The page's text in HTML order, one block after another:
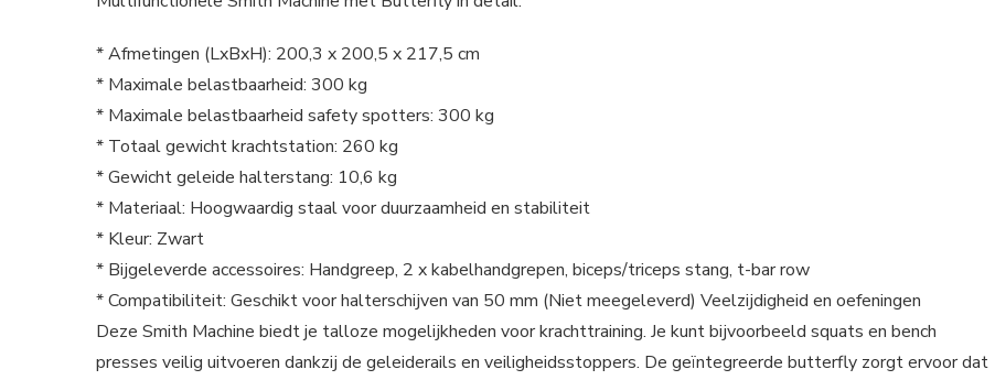
* Afmetingen (LxBxH): 200,3 x 200,5 x 217,5 cm
* Maximale belastbaarheid: 300 kg
* Maximale belastbaarheid safety spotters: 300 kg
* Totaal gewicht krachtstation: 260 kg
* Gewicht geleide halterstang: 10,6 kg
* Materiaal: Hoogwaardig staal voor duurzaamheid en stabiliteit
* Kleur: Zwart
* Bijgeleverde accessoires: Handgreep, 2 x kabelhandgrepen, biceps/triceps stang, t-bar row
* Compatibiliteit: Geschikt voor halterschijven van 50 mm (Niet meegeleverd) Veelzijdigheid en oefeningen
Deze Smith Machine biedt je talloze mogelijkheden voor krachttraining. Je kunt bijvoorbeeld squats en bench
presses veilig uitvoeren dankzij de geleiderails en veiligheidsstoppers. De geïntegreerde butterfly zorgt ervoor dat